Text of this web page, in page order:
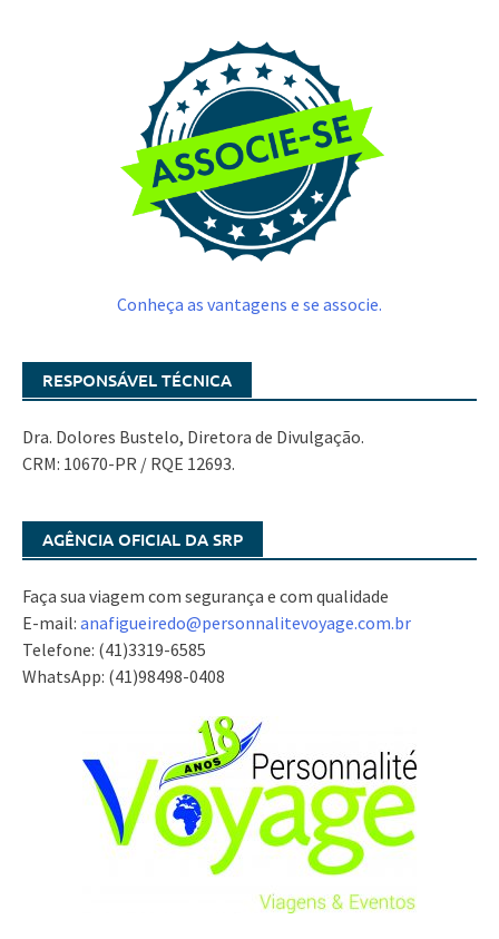
Conheça as vantagens e se associe.
RESPONSÁVEL TÉCNICA
Dra. Dolores Bustelo, Diretora de Divulgação.
CRM: 10670-PR / RQE 12693.
AGÊNCIA OFICIAL DA SRP
Faça sua viagem com segurança e com qualidade
E-mail: anafigueiredo@personnalitevoyage.com.br
Telefone: (41)3319-6585
WhatsApp: (41)98498-0408